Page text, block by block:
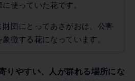
使っていた花です。
財団にとってあさがおは、公害
象徴する花になっています。
りやすい、人が群れる場所にな